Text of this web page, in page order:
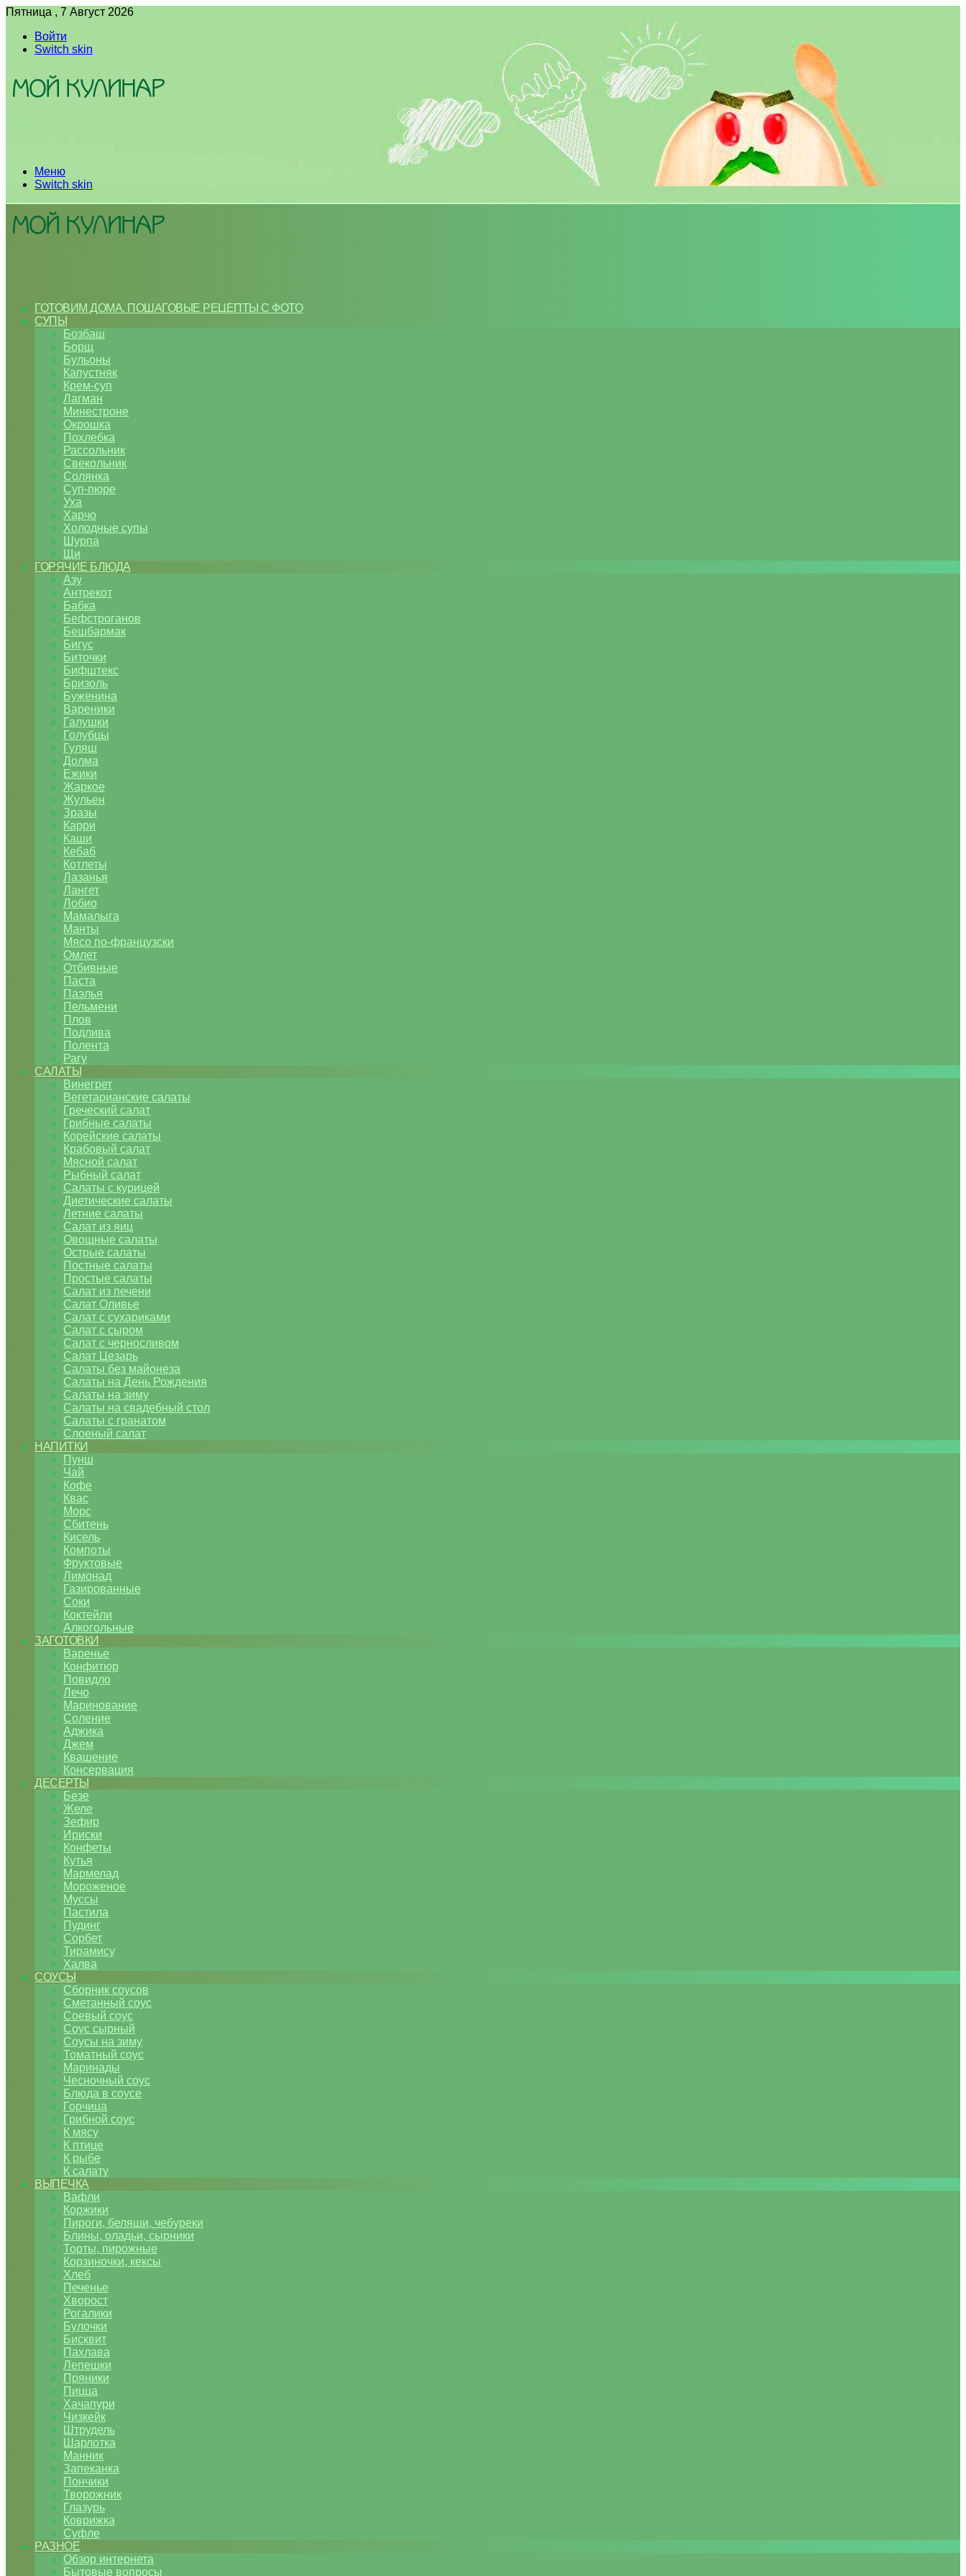
Пятница , 7 Август 2026
Войти
Switch skin
Меню
Switch skin
ГОТОВИМ ДОМА. ПОШАГОВЫЕ РЕЦЕПТЫ С ФОТО
СУПЫ
Бозбаш
Борщ
Бульоны
Капустняк
Крем-суп
Лагман
Минестроне
Окрошка
Похлебка
Рассольник
Свекольник
Солянка
Суп-пюре
Уха
Харчо
Холодные супы
Шурпа
Щи
ГОРЯЧИЕ БЛЮДА
Азу
Антрекот
Бабка
Бефстроганов
Бешбармак
Бигус
Биточки
Бифштекс
Бризоль
Буженина
Вареники
Галушки
Голубцы
Гуляш
Долма
Ежики
Жаркое
Жульен
Зразы
Карри
Каши
Кебаб
Котлеты
Лазанья
Лангет
Лобио
Мамалыга
Манты
Мясо по-французски
Омлет
Отбивные
Паста
Паэлья
Пельмени
Плов
Подлива
Полента
Рагу
САЛАТЫ
Винегрет
Вегетарианские салаты
Греческий салат
Грибные салаты
Корейские салаты
Крабовый салат
Мясной салат
Рыбный салат
Салаты с курицей
Диетические салаты
Летние салаты
Салат из яиц
Овощные салаты
Острые салаты
Постные салаты
Простые салаты
Салат из печени
Салат Оливье
Салат с сухариками
Салат с сыром
Салат с черносливом
Салат Цезарь
Салаты без майонеза
Салаты на День Рождения
Салаты на зиму
Салаты на свадебный стол
Салаты с гранатом
Слоеный салат
НАПИТКИ
Пунш
Чай
Кофе
Квас
Морс
Сбитень
Кисель
Компоты
Фруктовые
Лимонад
Газированные
Соки
Коктейли
Алкогольные
ЗАГОТОВКИ
Варенье
Конфитюр
Повидло
Лечо
Маринование
Соление
Аджика
Джем
Квашение
Консервация
ДЕСЕРТЫ
Безе
Желе
Зефир
Ириски
Конфеты
Кутья
Мармелад
Мороженое
Муссы
Пастила
Пудинг
Сорбет
Тирамису
Халва
СОУСЫ
Сборник соусов
Сметанный соус
Соевый соус
Соус сырный
Соусы на зиму
Томатный соус
Маринады
Чесночный соус
Блюда в соусе
Горчица
Грибной соус
К мясу
К птице
К рыбе
К салату
ВЫПЕЧКА
Вафли
Коржики
Пироги, беляши, чебуреки
Блины, оладьи, сырники
Торты, пирожные
Корзиночки, кексы
Хлеб
Печенье
Хворост
Рогалики
Булочки
Бисквит
Пахлава
Лепешки
Пряники
Пицца
Хачапури
Чизкейк
Штрудель
Шарлотка
Манник
Запеканка
Пончики
Творожник
Глазурь
Коврижка
Суфле
РАЗНОЕ
Обзор интернета
Бытовые вопросы